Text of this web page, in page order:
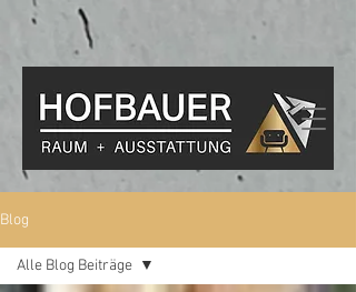
Blog
Alle Blog Beiträge